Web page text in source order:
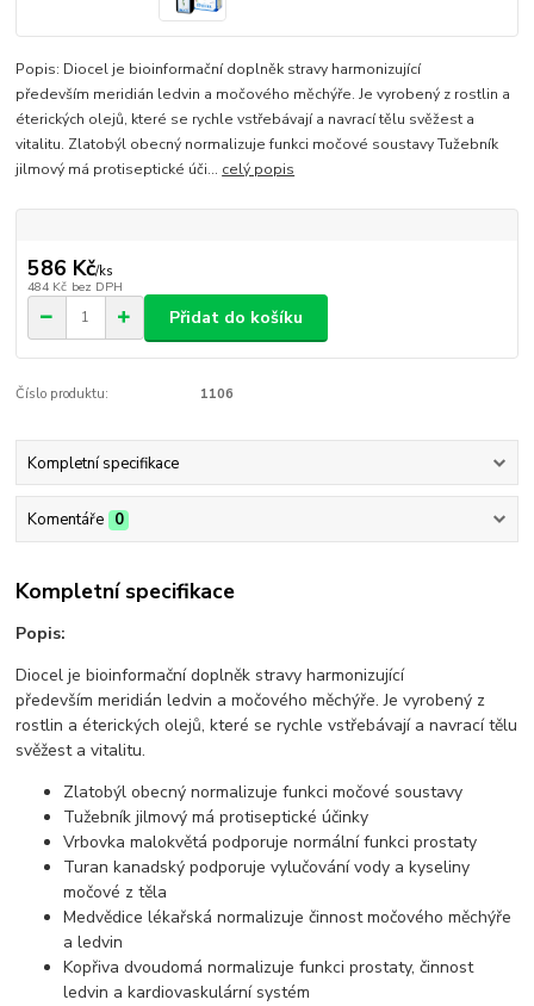
Popis: Diocel je bioinformační doplněk stravy harmonizující
především meridián ledvin a močového měchýře. Je vyrobený z rostlin a
éterických olejů, které se rychle vstřebávají a navrací tělu svěžest a
vitalitu. Zlatobýl obecný normalizuje funkci močové soustavy Tužebník
jilmový má protiseptické úči... celý popis
586 Kč/ks
484 Kč bez DPH
Přidat do košíku
Číslo produktu: 1106
Kompletní specifikace
Komentáře 0
Kompletní specifikace
Popis:
Diocel je bioinformační doplněk stravy harmonizující
především meridián ledvin a močového měchýře. Je vyrobený z
rostlin a éterických olejů, které se rychle vstřebávají a navrací tělu
svěžest a vitalitu.
Zlatobýl obecný normalizuje funkci močové soustavy
Tužebník jilmový má protiseptické účinky
Vrbovka malokvětá podporuje normální funkci prostaty
Turan kanadský podporuje vylučování vody a kyseliny
močové z těla
Medvědice lékařská normalizuje činnost močového měchýře
a ledvin
Kopřiva dvoudomá normalizuje funkci prostaty, činnost
ledvin a kardiovaskulární systém